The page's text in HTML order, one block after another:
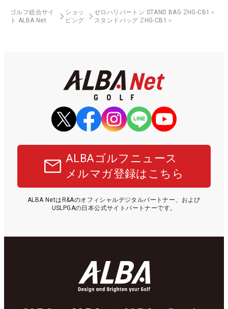
ゴルフ総合サイ
ト ALBA Net
ショッ
ピング
ゼロハリバートン STAND BAG ZHG-CB1＜
スタンドバッグ ZHG-CB1＞
ALBAゴルフニュース
メルマガ登録はこちら
ALBA NetはR&Aのオフィシャルデジタルパートナー、および
USLPGAの日本公式サイトパートナーです。